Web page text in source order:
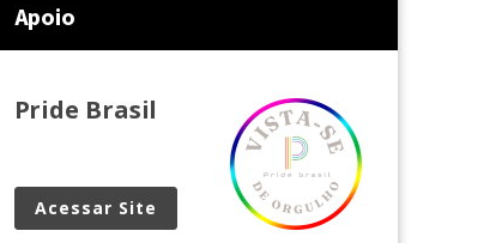
Apoio
Pride Brasil
Acessar Site